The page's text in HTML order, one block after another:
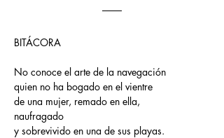
BITÁCORA
No conoce el arte de la navegación
quien no ha bogado en el vientre
de una mujer, remado en ella,
naufragado
y sobrevivido en una de sus playas.